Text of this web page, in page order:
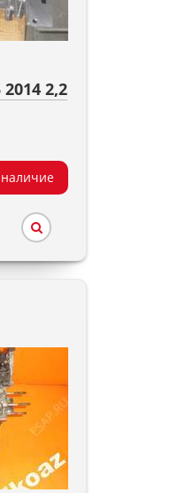
2014 2,2